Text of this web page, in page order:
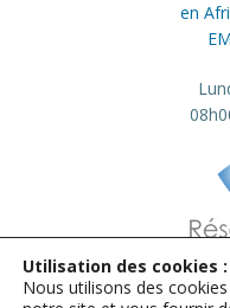
en
Utilisation des cookies :
Nous utilisons des